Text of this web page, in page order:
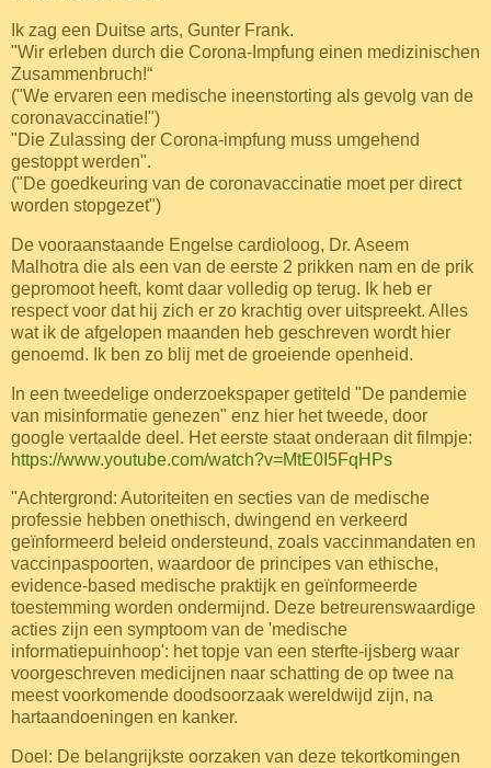
Ik zag een Duitse arts, Gunter Frank.
"Wir erleben durch die Corona-Impfung einen medizinischen
Zusammenbruch!“
("We ervaren een medische ineenstorting als gevolg van de
coronavaccinatie!")
"Die Zulassing der Corona-impfung muss umgehend
gestoppt werden".
("De goedkeuring van de coronavaccinatie moet per direct
worden stopgezet")
De vooraanstaande Engelse cardioloog, Dr. Aseem
Malhotra die als een van de eerste 2 prikken nam en de prik
gepromoot heeft, komt daar volledig op terug. Ik heb er
respect voor dat hij zich er zo krachtig over uitspreekt. Alles
wat ik de afgelopen maanden heb geschreven wordt hier
genoemd. Ik ben zo blij met de groeiende openheid.
In een tweedelige onderzoekspaper getiteld "De pandemie
van misinformatie genezen" enz hier het tweede, door
google vertaalde deel. Het eerste staat onderaan dit filmpje:
https://www.youtube.com/watch?v=MtE0I5FqHPs
"Achtergrond: Autoriteiten en secties van de medische
professie hebben onethisch, dwingend en verkeerd
geïnformeerd beleid ondersteund, zoals vaccinmandaten en
vaccinpaspoorten, waardoor de principes van ethische,
evidence-based medische praktijk en geïnformeerde
toestemming worden ondermijnd. Deze betreurenswaardige
acties zijn een symptoom van de 'medische
informatiepuinhoop': het topje van een sterfte-ijsberg waar
voorgeschreven medicijnen naar schatting de op twee na
meest voorkomende doodsoorzaak wereldwijd zijn, na
hartaandoeningen en kanker.
Doel: De belangrijkste oorzaken van deze tekortkomingen